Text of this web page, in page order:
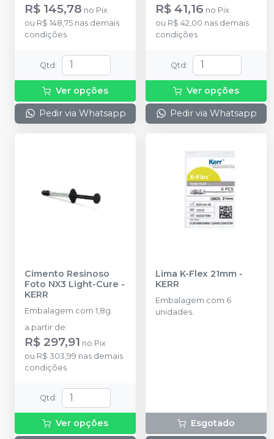
R$ 145,78 no Pix
ou R$ 148,75 nas demais
condições
Qtd :
Ver opções
Pedir via Whatsapp
R$ 41,16 no Pix
ou R$ 42,00 nas demais
condições
Qtd :
Ver opções
Pedir via Whatsapp
Cimento Resinoso
Foto NX3 Light-Cure -
KERR
Embalagem com 1,8g.
a partir de:
R$ 297,91 no Pix
ou R$ 303,99 nas demais
condições
Qtd :
Ver opções
Lima K-Flex 21mm -
KERR
Embalagem com 6
unidades.
Esgotado